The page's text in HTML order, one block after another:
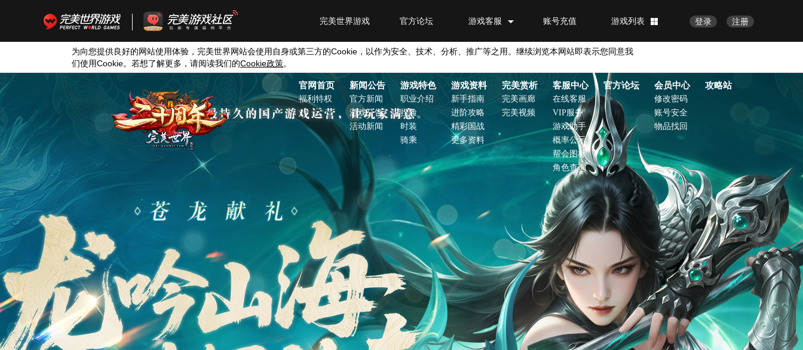
注册
登录
游戏列表
账号充值
游戏客服
官方论坛
完美世界游戏
为向您提供良好的网站使用体验，完美世界网站会使用自身或第三方的Cookie ，以作为安全、技术、分析、推广等之用。继续浏览本网站即表示您同意我
们使用Cookie。若想了解更多，请阅读我们的Cookie政策。
官网首页
福利特权
新闻公告
官方新闻
游戏公告
活动新闻
游戏特色
职业介绍
捏脸
时装
骑乘
游戏资料
新手指南
进阶攻略
精彩国战
更多资料
完美赏析
完美画廊
完美视频
客服中心
在线客服
VIP服务
游戏助手
概率公示
帮会图标
角色查询
官方论坛 会员中心
修改密码
账号安全
物品找回
攻略站